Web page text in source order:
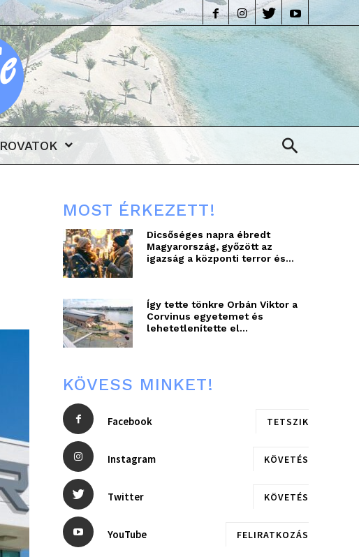
Revolife
ROVATOK
MOST ÉRKEZETT!
Dicsőséges napra ébredt
Magyarország, győzött az
igazság a központi terror és...
Így tette tönkre Orbán Viktor a
Corvinus egyetemet és
lehetetlenítette el...
KÖVESS MINKET!
Facebook TETSZIK
Instagram KÖVETÉS
Twitter KÖVETÉS
YouTube FELIRATKOZÁS